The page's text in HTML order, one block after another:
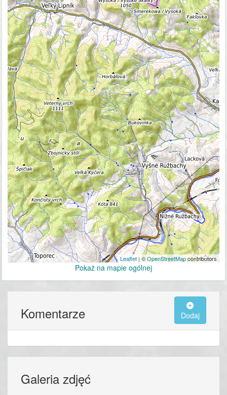
Leaflet | ©OpenStreetMapcontributors
Pokaż na mapie ogólnej
Komentarze Dodaj
Galeria zdjęć